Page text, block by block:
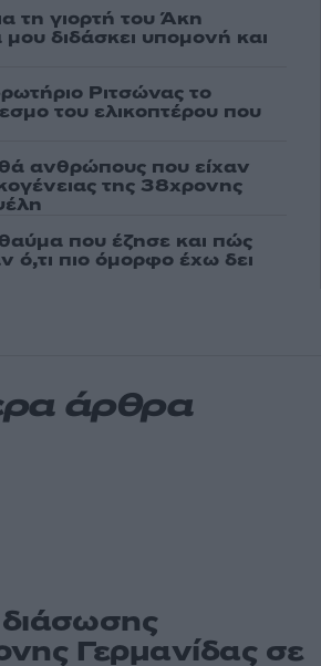
τη γιορτή του Άκη
διδάσκει υπομονή και
Ριτσώνας το
του ελικοπτέρου που
ανθρώπους που είχαν
της 38χρονης
που έζησε και πώς
ό,τι πιο όμορφο έχω δει
άρθρα
διάσωσης
Γερμανίδας σε